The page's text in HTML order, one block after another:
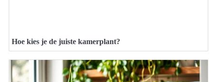
Hoe kies je de juiste kamerplant?